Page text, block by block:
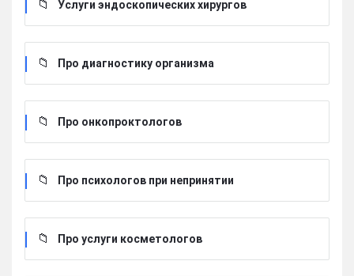
Услуги эндоскопических хирургов
Про диагностику организма
Про онкопроктологов
Про психологов при непринятии
Про услуги косметологов